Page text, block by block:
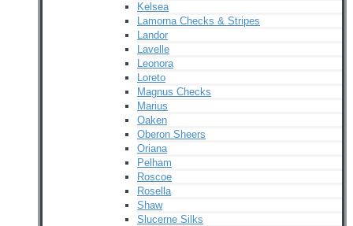
Kelsea
Lamorna Checks & Stripes
Landor
Lavelle
Leonora
Loreto
Magnus Checks
Marius
Oaken
Oberon Sheers
Oriana
Pelham
Roscoe
Rosella
Shaw
Slucerne Silks